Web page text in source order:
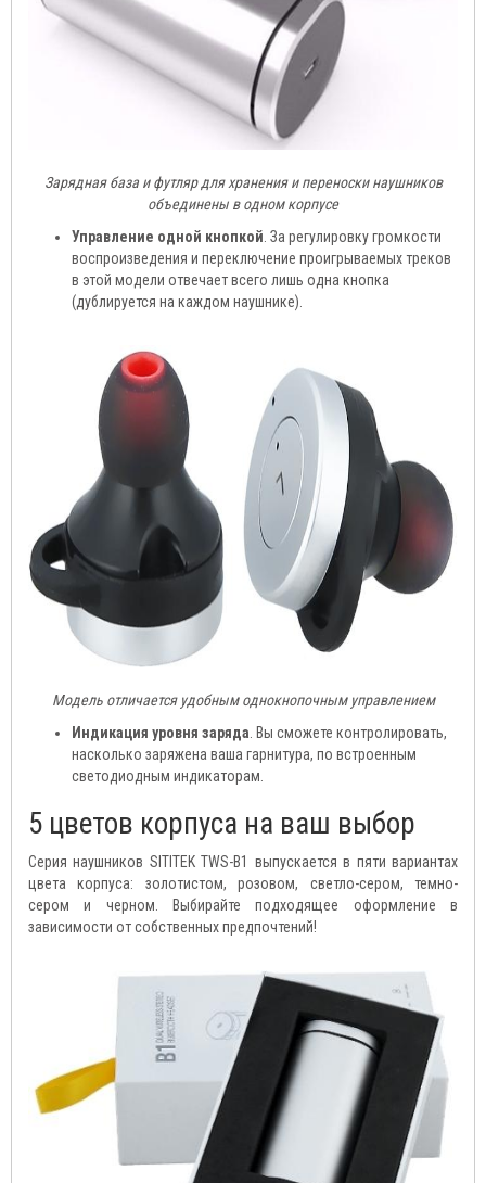
Зарядная база и футляр для хранения и переноски наушников
объединены в одном корпусе
Управление одной кнопкой. За регулировку громкости
воспроизведения и переключение проигрываемых треков
в этой модели отвечает всего лишь одна кнопка
(дублируется на каждом наушнике).
Модель отличается удобным однокнопочным управлением
Индикация уровня заряда. Вы сможете контролировать,
насколько заряжена ваша гарнитура, по встроенным
светодиодным индикаторам.
5 цветов корпуса на ваш выбор
Серия наушников SITITEK TWS-B1 выпускается в пяти вариантах
цвета корпуса: золотистом, розовом, светло-сером, темно-
сером и черном. Выбирайте подходящее оформление в
зависимости от собственных предпочтений!